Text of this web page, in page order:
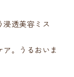
浸透美容ミス
。うるおいま